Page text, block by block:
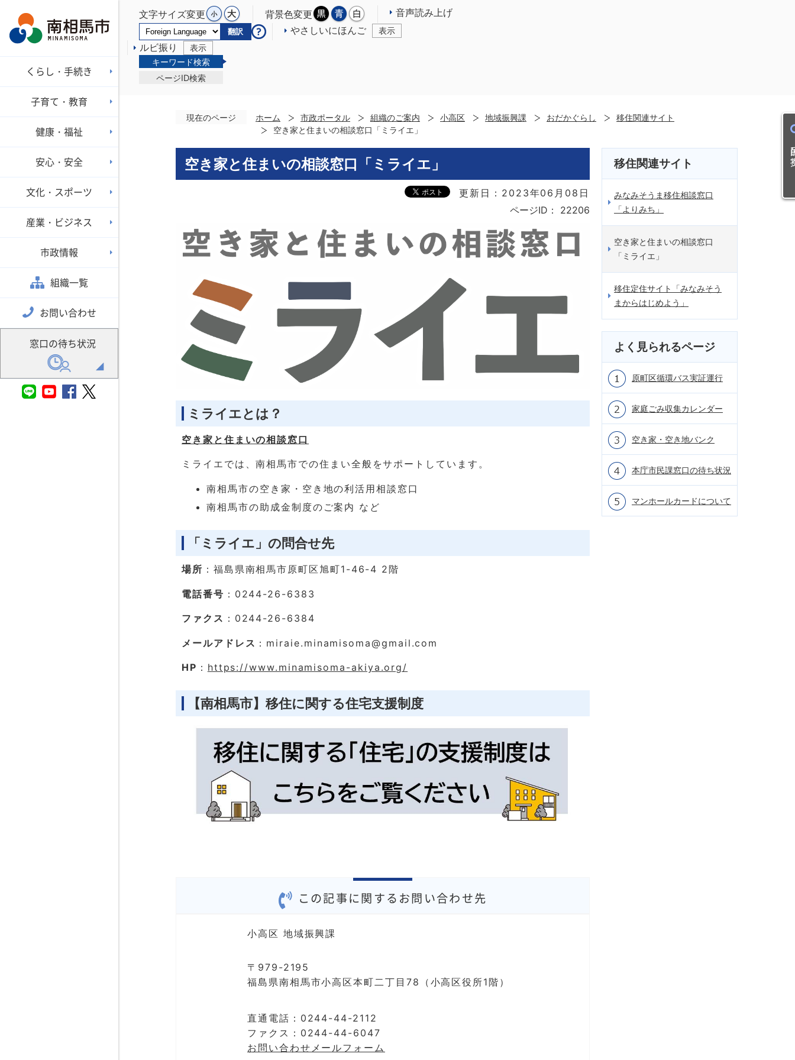
文字サイズ変更 背景色変更 音声読み上げ
翻訳 やさしいにほんご 表示
ルビ振り
表示
キーワード検索
ページID検索
くらし・手続き
子育て・教育
健康・福祉
安心・安全
文化・スポーツ
産業・ビジネス
市政情報
組織一覧
お問い合わせ
窓口の待ち状況
目
現在のページ ホーム 市政ポータル 組織のご案内 小高区 地域振興課 おだかぐらし
移住関連サイト
空き家と住まいの相談窓口「ミライエ」
空き家と住まいの相談窓口「ミライエ」
更新日：2023年06月08日
ページID：
22206
ミライエとは？
空き家と住まいの相談窓口
ミライエでは、南相馬市での住まい全般をサポートしています。
南相馬市の空き家・空き地の利活用相談窓口
南相馬市の助成金制度のご案内 など
「ミライエ」の問合せ先
場所 ：福島県南相馬市原町区旭町1-46-4 2階
電話番号 ：0244-26-6383
ファクス ：0244-26-6384
メールアドレス ：miraie.minamisoma@gmail.com
HP ： https://www.minamisoma-akiya.org/
【南相馬市】移住に関する住宅支援制度
この記事に関するお問い合わせ先
小高区 地域振興課
〒979-2195
福島県南相馬市小高区本町二丁目78（小高区役所1階）
直通電話：0244-44-2112
ファクス：0244-44-6047
お問い合わせメールフォーム
移住関連サイト
みなみそうま移住相談窓口
「よりみち」
空き家と住まいの相談窓口
「ミライエ」
移住定住サイト「みなみそう
まからはじめよう」
よく見られるページ
原町区循環バス実証運行
家庭ごみ収集カレンダー
空き家・空き地バンク
本庁市民課窓口の待ち状況
マンホールカードについて